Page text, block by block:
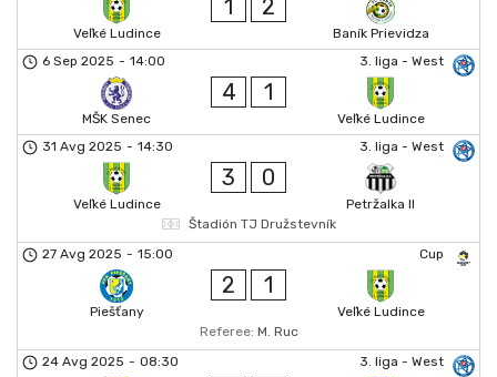
Veľké Ludince
1 2
Baník Prievidza
3. liga - West
6 Sep 2025 - 14:00
MŠK Senec
4 1
Veľké Ludince
3. liga - West
31 Avg 2025 - 14:30
Veľké Ludince
3 0
Petržalka II
Štadión TJ Družstevník
Cup
27 Avg 2025 - 15:00
Piešťany
2 1
Veľké Ludince
Referee: M. Ruc
3. liga - West
24 Avg 2025 - 08:30